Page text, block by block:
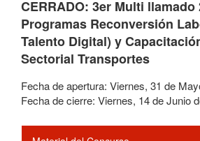
CERRADO: 3er Multi llamado
Programas Reconversión
Talento Digital) y
Sectorial Transportes
Fecha de apertura: Viernes, 31 de
Fecha de cierre: Viernes, 14deJunio